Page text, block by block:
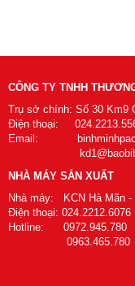
CÔNG TY TNHH
Trụ sở chính: Số 30 Km9
Điện thoại:
Email:
NHÀ MÁY SẢN XUẤT
Nhà máy: KCN Hà Mãn -
Điện thoại: 024.2212.6076
Hotline: 0972.945.780
0963.465.780